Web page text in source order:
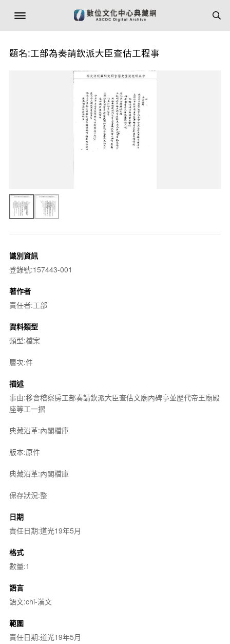
題名:工部為奏請欽派大臣查估工程事
識別資訊
登錄號:157443-001
著作者
責任者:工部
資料類型
類型:檔案
層次:件
描述
事由:移會稽察房工部奏請欽派大臣查估文廟內碑亭並歷代帝王廟殿
座等工一摺
典藏沿革:內閣檔庫
版本:原件
典藏沿革:內閣檔庫
保存狀況:整
日期
責任日期:道光19年5月
格式
數量:1
語言
語文:chi-漢文
範圍
責任日期:道光19年5月